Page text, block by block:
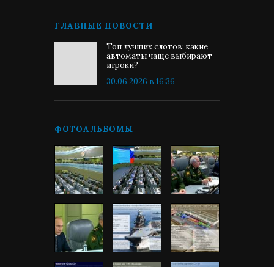
ГЛАВНЫЕ НОВОСТИ
Топ лучших слотов: какие
автоматы чаще выбирают
игроки?
30.06.2026 в 16:36
ФОТОАЛЬБОМЫ